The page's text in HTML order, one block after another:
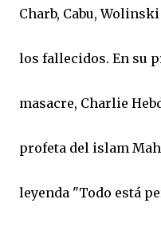
Charb, Cabu,
los fallecidos. En su
masacre, Charlie
profeta del islam
leyenda "Todo está